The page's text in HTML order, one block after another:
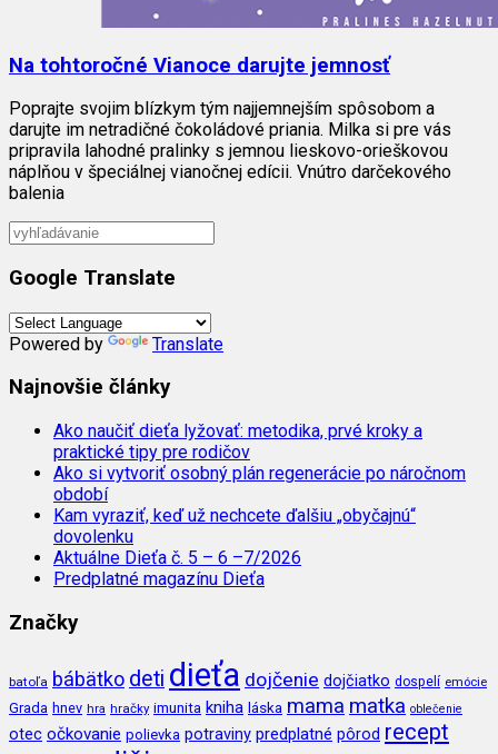
Na tohtoročné Vianoce darujte jemnosť
Poprajte svojim blízkym tým najjemnejším spôsobom a
darujte im netradičné čokoládové priania. Milka si pre vás
pripravila lahodné pralinky s jemnou lieskovo-orieškovou
náplňou v špeciálnej vianočnej edícii. Vnútro darčekového
balenia
Google Translate
Powered by Translate
Najnovšie články
Ako naučiť dieťa lyžovať: metodika, prvé kroky a
praktické tipy pre rodičov
Ako si vytvoriť osobný plán regenerácie po náročnom
období
Kam vyraziť, keď už nechcete ďalšiu „obyčajnú“
dovolenku
Aktuálne Dieťa č. 5 – 6 –7/2026
Predplatné magazínu Dieťa
Značky
batoľa bábätko deti dieťa dojčenie dojčiatko dospelí emócie
Grada hnev hra hračky imunita kniha láska mama matka oblečenie
otec očkovanie polievka potraviny predplatné pôrod recept